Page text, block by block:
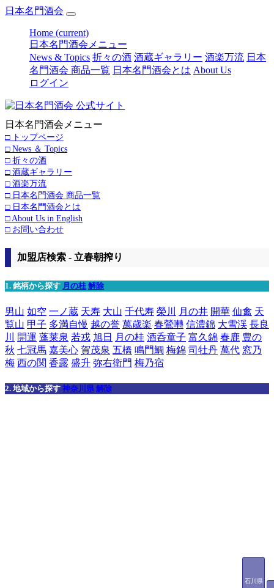
日本名門酒会
Home (current)
日本名門酒会メニュー
News & Topics 折々の酒 酒蔵ギャラリー 酒楽万流 日本
名門酒会 商品一覧 日本名門酒会とは About Us
ログイン
日本名門酒会メニュー
□ トップページ
□ News ＆ Topics
□ 折々の酒
□ 酒蔵ギャラリー
□ 酒楽万流
□ 日本名門酒会 商品一覧
□ 日本名門酒会とは
□ About Us in English
□ お問い合わせ
加盟店検索 - 立春朝搾り
1. 銘柄から探す 月の桂 解除
男山 如空 一ノ蔵 天寿 大山 千代寿 榮川 月の井 開華 仙禽 天
覧山 甲子 多満自慢 越の誉 萬歳楽 春鶯囀 信濃錦 大雪渓 長良
川
開運 蓬莱泉 若戎 旭日 月の桂 酒呑童子 富久錦 春鹿 豊の
秋 七冠馬 嘉美心 賀茂泉 五橋 鳴門鯛 梅錦 司牡丹 萬代 窓乃
梅 西の関 香露 盛升 弥右衛門 梅乃宿
2. 地域から探す 神奈川県 解除
石川県